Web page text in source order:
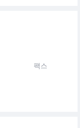
팩스